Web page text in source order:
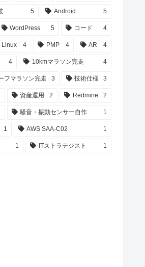
5 Android 5
WordPress 5 コード 4
Linux 4 PMP 4 AR 4
4 10kmマラソン完走 4
フマラソン完走 3 技術仕様 3
資産運用 2 Redmine 2
騒音・振動センサー自作 1
1 AWS SAA-C02 1
1 ITストラテジスト 1